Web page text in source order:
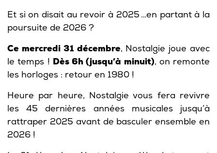
Et si on disait au revoir à 2025 …en partant à la
poursuite de 2026 ?
Ce mercredi 31 décembre, Nostalgie joue avec
le temps ! Dès 6h (jusqu’à minuit), on remonte
les horloges : retour en 1980 !
Heure par heure, Nostalgie vous fera revivre
les 45 dernières années musicales jusqu’à
rattraper 2025 avant de basculer ensemble en
2026 !